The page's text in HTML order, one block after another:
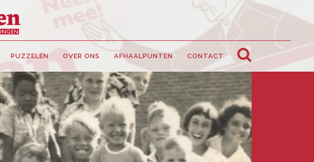
PUZZELEN OVER ONS AFHAALPUNTEN CONTACT